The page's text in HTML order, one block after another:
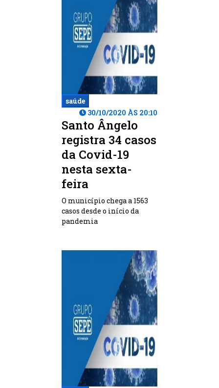
saúde
30/10/2020 ÀS 20:10
Santo Ângelo
registra 34 casos
da Covid-19
nesta sexta-
feira
O município chega a 1563
casos desde o início da
pandemia